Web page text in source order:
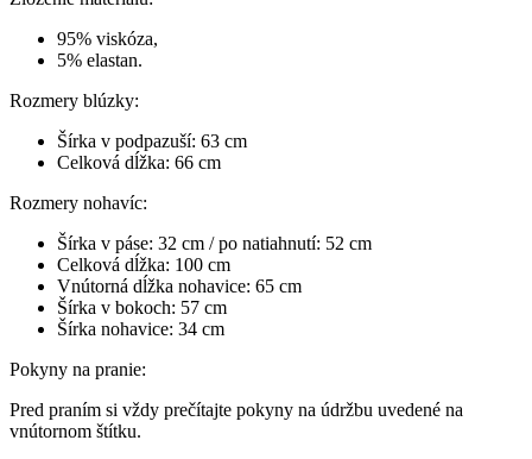
95% viskóza,
5% elastan.
Rozmery blúzky:
Šírka v podpazuší: 63 cm
Celková dĺžka: 66 cm
Rozmery nohavíc:
Šírka v páse: 32 cm / po natiahnutí: 52 cm
Celková dĺžka: 100 cm
Vnútorná dĺžka nohavice: 65 cm
Šírka v bokoch: 57 cm
Šírka nohavice: 34 cm
Pokyny na pranie:
Pred praním si vždy prečítajte pokyny na údržbu uvedené na
vnútornom štítku.